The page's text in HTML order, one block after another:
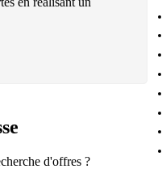
d'offres ?